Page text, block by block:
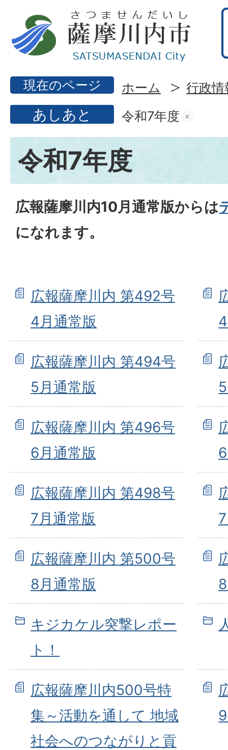
現在のページ ホーム 行政情
あしあと 令和7年度
令和7年度
広報薩摩川内10月通常版からは
になれます。
広報薩摩川内 第492号
4月通常版
広報薩摩川内 第494号
5月通常版
広報薩摩川内 第496号
6月通常版
広報薩摩川内 第498号
7月通常版
広報薩摩川内 第500号
8月通常版
キジカケル突撃レポー
ト！
広報薩摩川内500号特
集～活動を通して 地域
社会へのつながりと貢